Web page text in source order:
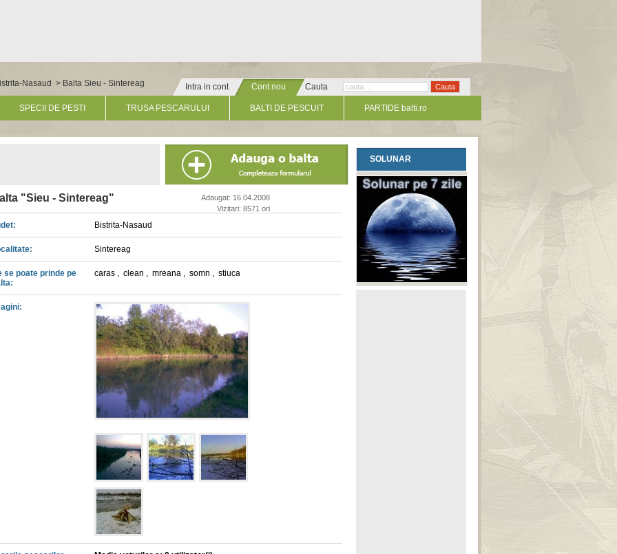
Nasaud > Balta Sieu - Sintereag Intra in cont
Cont nou
» Click pentru un cont nou
Cauta
SPECII DE PESTI TRUSA PESCARULUI BALTI DE PESCUIT PARTIDE balti.ro
"Sieu - Sintereag"
Adaugat: 16.04.2008
Vizitari: 8571 ori
Bistrita-Nasaud
Sintereag
se poate prinde pe
caras , clean , mreana , somn , stiuca
SOLUNAR